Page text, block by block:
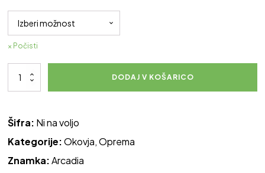
Počisti
Arcadia
količina
DODAJ V KOŠARICO
Šifra: Ni na voljo
Kategorije: Okovja,Oprema
Znamka: Arcadia